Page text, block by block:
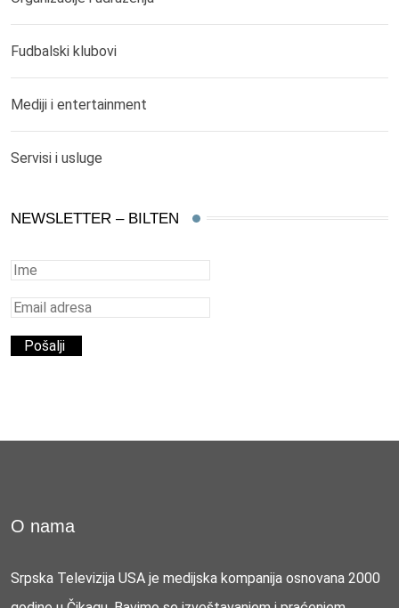
Fudbalski klubovi
Mediji i entertainment
Servisi i usluge
NEWSLETTER – BILTEN
O nama
Srpska Televizija USA je medijska kompanija osnovana 2000